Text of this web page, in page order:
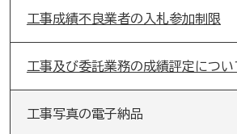
工事成績不良業者の入札参加制限
工事及び委託業務の成績評定につい
工事写真の電子納品